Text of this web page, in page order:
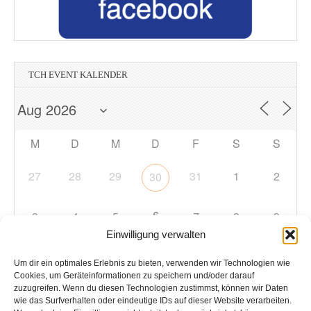
Einwilligung verwalten
Um dir ein optimales Erlebnis zu bieten, verwenden wir Technologien wie
Cookies, um Geräteinformationen zu speichern und/oder darauf
zuzugreifen. Wenn du diesen Technologien zustimmst, können wir Daten
wie das Surfverhalten oder eindeutige IDs auf dieser Website verarbeiten.
TCH EVENT KALENDER
M D M D F S S
27 28 29 30 31 1 2
3 4 5 6 7 8 9
10 11 12 13 14 15
17 18 19 20 21 22 23